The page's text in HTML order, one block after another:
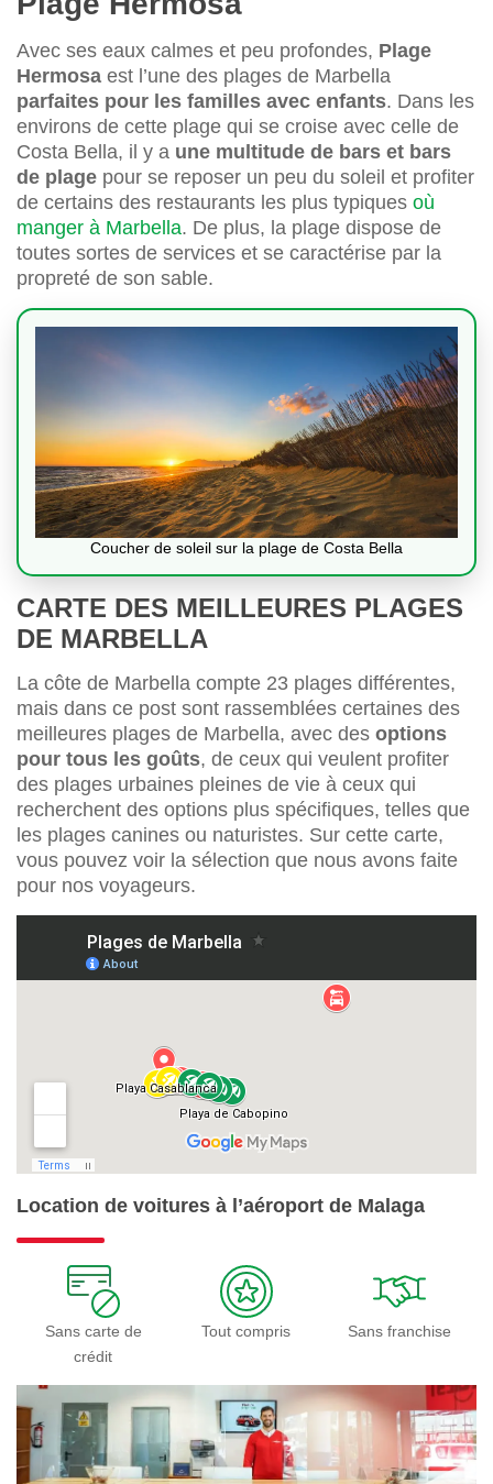
Avec ses eaux calmes et peu profondes, Plage
Hermosa est l’une des plages de Marbella
parfaites pour les familles avec enfants. Dans les
environs de cette plage qui se croise avec celle de
Costa Bella, il y a une multitude de bars et bars
de plage pour se reposer un peu du soleil et profiter
de certains des restaurants les plus typiques où
manger à Marbella. De plus, la plage dispose de
toutes sortes de services et se caractérise par la
propreté de son sable.
Coucher de soleil sur la plage de Costa Bella
CARTE DES MEILLEURES PLAGES
DE MARBELLA
La côte de Marbella compte 23 plages différentes,
mais dans ce post sont rassemblées certaines des
meilleures plages de Marbella, avec des options
pour tous les goûts, de ceux qui veulent profiter
des plages urbaines pleines de vie à ceux qui
recherchent des options plus spécifiques, telles que
les plages canines ou naturistes. Sur cette carte,
vous pouvez voir la sélection que nous avons faite
pour nos voyageurs.
Location de voitures à l’aéroport de Malaga
Sans carte de
crédit
Tout compris Sans franchise